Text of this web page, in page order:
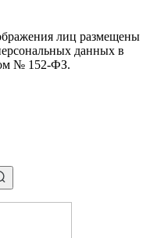
лиц размещены
данных в
№ 152-ФЗ.